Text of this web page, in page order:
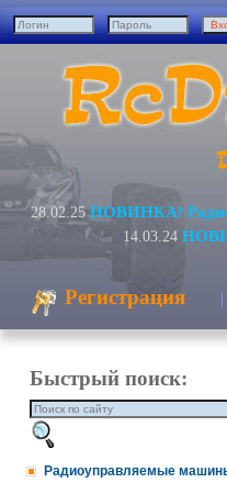
28.02.25 НОВИНКА!
14.03.24
Регистрация |
Быстрый поиск:
Радиоуправляемые